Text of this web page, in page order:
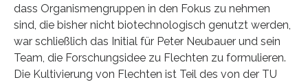
dass Organismengruppen in den Fokus zu nehmen
sind, die bisher nicht biotechnologisch genutzt werden,
war schließlich das Initial für Peter Neubauer und sein
Team, die Forschungsidee zu Flechten zu formulieren.
Die Kultivierung von Flechten ist Teil des von der TU